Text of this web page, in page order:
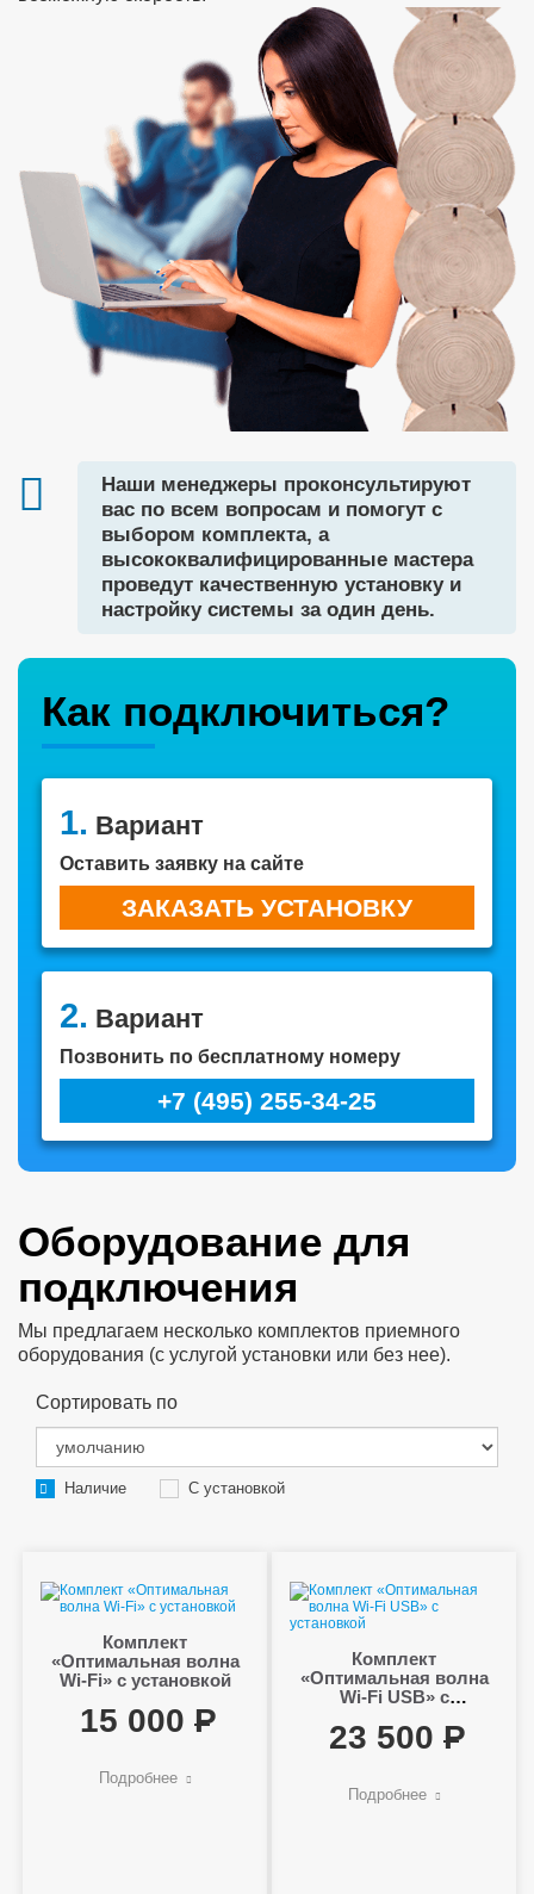
Наши менеджеры проконсультируют
вас по всем вопросам и помогут с
выбором комплекта, а
высококвалифицированные мастера
проведут качественную установку и
настройку системы за один день.
Как подключиться?
1. Вариант
Оставить заявку на сайте
ЗАКАЗАТЬ УСТАНОВКУ
2. Вариант
Позвонить по бесплатному номеру
+7 (495) 255-34-25
Оборудование для
подключения
Мы предлагаем несколько комплектов приемного
оборудования (с услугой установки или без нее).
Сортировать по
Наличие С установкой
Комплект
«Оптимальная волна
Wi-Fi» с установкой
15 000
Подробнее
Комплект
«Оптимальная волна
Wi-Fi USB» с
23 500
Подробнее